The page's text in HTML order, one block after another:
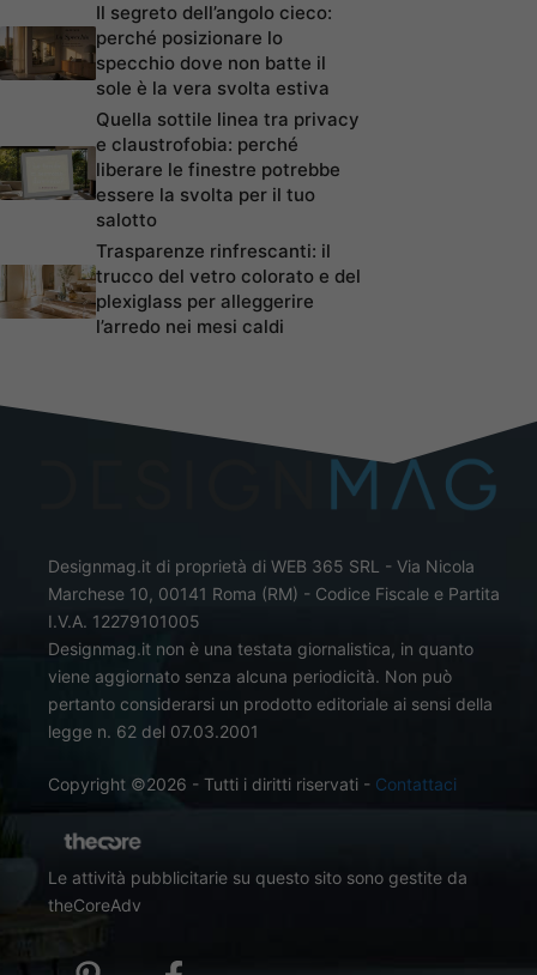
Il segreto dell’angolo cieco:
perché posizionare lo
specchio dove non batte il
sole è la vera svolta estiva
Quella sottile linea tra privacy
e claustrofobia: perché
liberare le finestre potrebbe
essere la svolta per il tuo
salotto
Trasparenze rinfrescanti: il
trucco del vetro colorato e del
plexiglass per alleggerire
l’arredo nei mesi caldi
Designmag.it di proprietà di WEB 365 SRL - Via Nicola
Marchese 10, 00141 Roma (RM) - Codice Fiscale e Partita
I.V.A. 12279101005
Designmag.it non è una testata giornalistica, in quanto
viene aggiornato senza alcuna periodicità. Non può
pertanto considerarsi un prodotto editoriale ai sensi della
legge n. 62 del 07.03.2001
Copyright ©2026 - Tutti i diritti riservati - Contattaci
Le attività pubblicitarie su questo sito sono gestite da
theCoreAdv